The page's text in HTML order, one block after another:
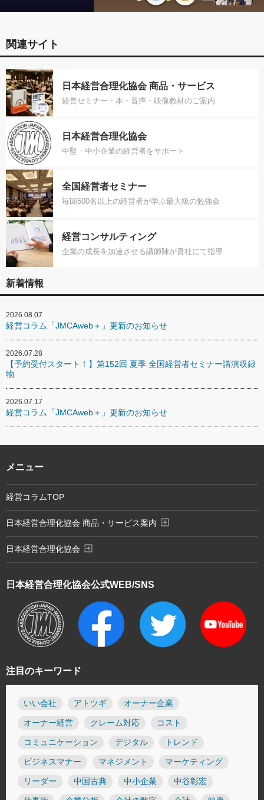
関連サイト
日本経営合理化協会 商品・サービス
経営セミナー・本・音声・映像教材のご案内
日本経営合理化協会
中堅・中小企業の経営者をサポート
全国経営者セミナー
毎回600名以上の経営者が学ぶ最大級の勉強会
経営コンサルティング
企業の成長を加速させる講師陣が貴社にて指導
新着情報
2026.08.07
経営コラム「JMCAweb＋」更新のお知らせ
2026.07.28
【予約受付スタート！】第152回 夏季 全国経営者セミナー講演収録
物
2026.07.17
経営コラム「JMCAweb＋」更新のお知らせ
注目のキーワード
いい会社 アトツギ オーナー企業
オーナー経営 クレーム対応 コスト
コミュニケーション デジタル トレンド
ビジネスマナー マネジメント マーケティング
リーダー 中国古典 中小企業 中谷彰宏
日本経営合理化協会公式WEB/SNS
メニュー
経営コラムTOP
日本経営合理化協会 商品・サービス案内 exit_to_app
日本経営合理化協会 exit_to_app